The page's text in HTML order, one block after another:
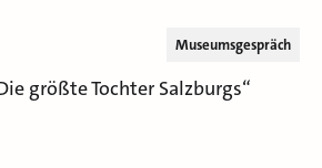
Museumsgespräch
größte Tochter Salzburgs“